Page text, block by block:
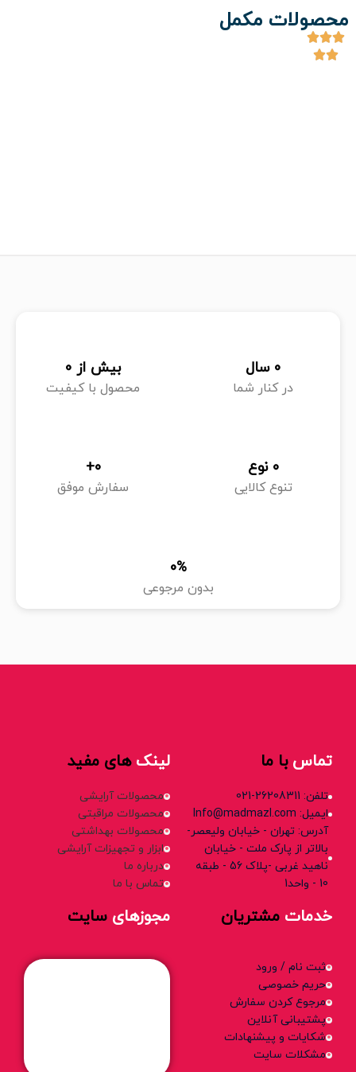
محصولات مکمل
در کنار شما
0 سال
محصول با کیفیت
بیش از 0
تنوع کالایی
0 نوع
سفارش موفق
0
+
بدون مرجوعی
%
0
تماسبا ما
تلفن: 26208311-021
ایمیل: Info@madmazl.com
آدرس: تهران - خیابان ولیعصر-
بالاتر از پارک ملت - خیابان
ناهید غربی -پلاک 56 - طبقه
10 - واحد1
لینک های مفید
محصولات آرایشی
محصولات مراقبتی
محصولات بهداشتی
ابزار و تجهیزات آرایشی
درباره ما
تماس با ما
خدمات مشتریان
ثبت نام / ورود
حریم خصوصی
مرجوع کردن سفارش
پشتیبانی آنلاین
شکایات و پیشنهادات
مشکلات سایت
مجوزهای سایت